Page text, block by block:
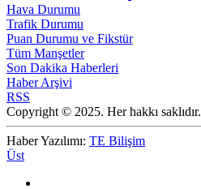
Hava Durumu
Trafik Durumu
Puan Durumu ve Fikstür
Tüm Manşetler
Son Dakika Haberleri
Haber Arşivi
RSS
Copyright © 2025. Her hakkı saklıdır.
Haber Yazılımı: TE Bilişim
Üst